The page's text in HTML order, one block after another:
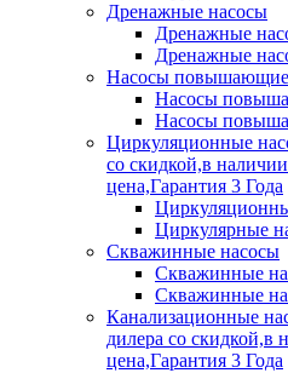
Дренажные насосы
Дренажные
Дренажные
Насосы повышающие
Насосы
Насосы
Циркуляционные
со скидкой,в
цена,Гарантия 3 Года
Циркулярные
Скважинные насосы
Скважинные
Скважинные
Канализационные
дилера со
цена,Гарантия 3 Года